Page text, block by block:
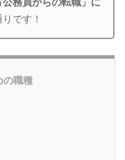
公務員からの転職」に
です！
の職種